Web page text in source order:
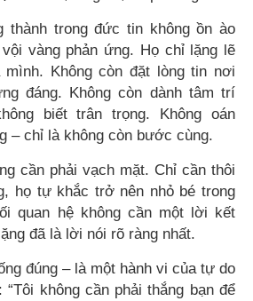
trong đức tin không ồn ào
vàng phản ứng. Họ chỉ lặng lẽ
Không còn đặt lòng tin nơi
đáng. Không còn dành tâm trí
biết trân trọng. Không oán
– chỉ là không còn bước cùng.
cần phải vạch mặt. Chỉ cần thôi
họ tự khắc trở nên nhỏ bé trong
quan hệ không cần một lời kết
đã là lời nói rõ ràng nhất.
đúng – là một hành vi của tự do
không cần phải thắng bạn để